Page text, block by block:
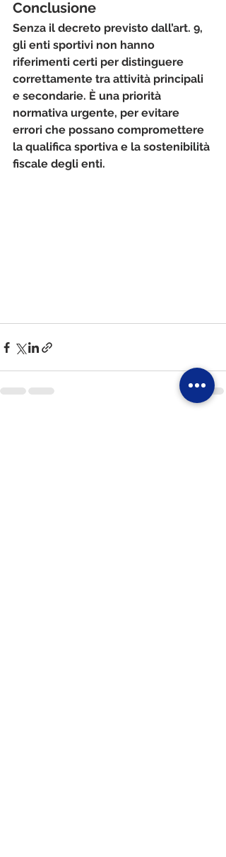
Conclusione
Senza il decreto previsto dall’art. 9,
gli enti sportivi non hanno
riferimenti certi per distinguere
correttamente tra attività principali
e secondarie. È una priorità
normativa urgente, per evitare
errori che possano compromettere
la qualifica sportiva e la sostenibilità
fiscale degli enti.